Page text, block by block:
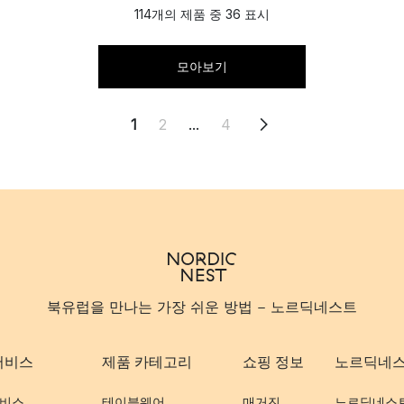
114개의 제품 중 36 표시
모아보기
1 2 ... 4
북유럽을 만나는 가장 쉬운 방법 - 노르딕네스트
비스 제품 카테고리 쇼핑 정보 노르딕네